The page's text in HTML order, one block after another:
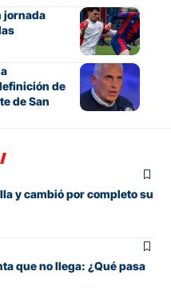
jornada
de
de San
y cambió por completo su
que no llega: ¿Qué pasa